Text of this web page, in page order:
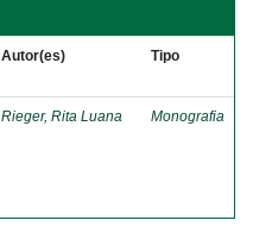
Autor(es) Tipo
Rieger, Rita Luana Monografia